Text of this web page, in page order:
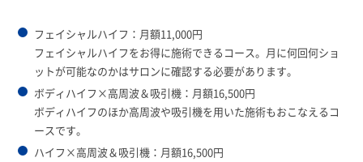
フェイシャルハイフ：月額11,000円
フェイシャルハイフをお得に施術できるコース。月に何回何ショ
ットが可能なのかはサロンに確認する必要があります。
ボディハイフ×高周波＆吸引機：月額16,500円
ボディハイフのほか高周波や吸引機を用いた施術もおこなえるコ
ースです。
ハイフ×高周波＆吸引機：月額16,500円